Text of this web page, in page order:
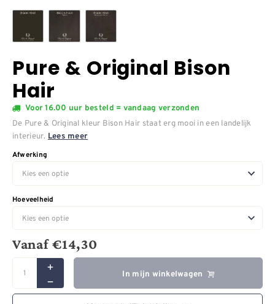
Pure & Original Bison
Hair
Voor 16.00 uur besteld = vandaag verzonden
De Pure & Original kleur Bison Hair staat erg mooi in een landelijk
interieur. Lees meer
Afwerking
Hoeveelheid
Vanaf€14,30
In mijn winkelwagen